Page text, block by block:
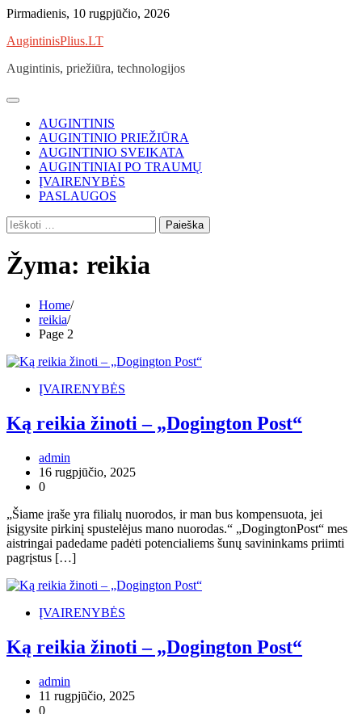
Skip
content
Pirmadienis, 10 rugpjūčio, 2026
AugintinisPlius.LT
Augintinis, priežiūra, technologijos
AUGINTINIS
AUGINTINIO PRIEŽIŪRA
AUGINTINIO SVEIKATA
AUGINTINIAI PO TRAUMŲ
ĮVAIRENYBĖS
PASLAUGOS
Ieškoti:
Žyma: reikia
Home
reikia
Page 2
ĮVAIRENYBĖS
Ką reikia žinoti – „Dogington Post“
admin
16 rugpjūčio, 2025
0
„Šiame įraše yra filialų nuorodos, ir man bus kompensuota, jei
įsigysite pirkinį spustelėjus mano nuorodas.“ „DogingtonPost“ mes
aistringai padedame padėti potencialiems šunų savininkams priimti
pagrįstus […]
ĮVAIRENYBĖS
Ką reikia žinoti – „Dogington Post“
admin
11 rugpjūčio, 2025
0